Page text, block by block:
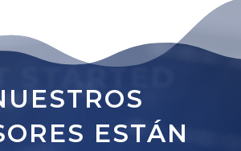
STARTED
ESTÁN